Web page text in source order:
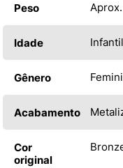
Peso
Idade Infantil
Gênero
Acabamento
Cor
original